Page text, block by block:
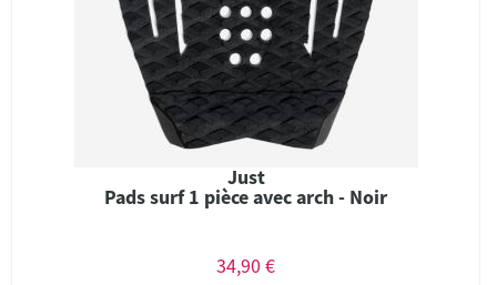
Just
Pads surf 1 pièce avec arch - Noir
34,90 €